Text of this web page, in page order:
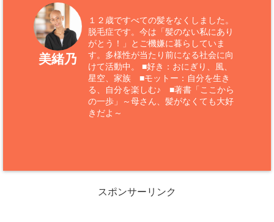
美緒乃
１２歳ですべての髪をなくしました。
脱毛症です。今は「髪のない私にあり
がとう！」とご機嫌に暮らしていま
す。多様性が当たり前になる社会に向
けて活動中。 ■好き：おにぎり、風、
星空、家族 ■モットー：自分を生き
る、自分を楽しむ♪ ■著書「ここから
の一歩」～母さん、髪がなくても大好
きだよ～
スポンサーリンク